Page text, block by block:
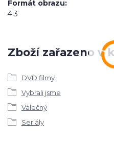
Formát obrazu
4:3
Zboží zařazeno v
DVD filmy
Vybrali jsme
Válečný
Seriály